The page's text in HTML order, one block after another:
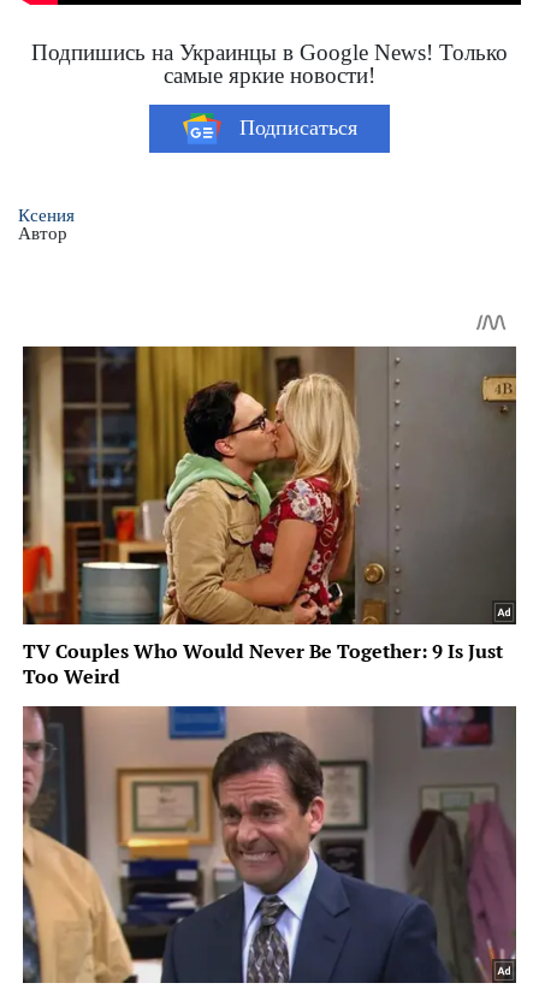
Подпишись на Украинцы в Google News! Только
самые яркие новости!
Подписаться
Ксения
Автор